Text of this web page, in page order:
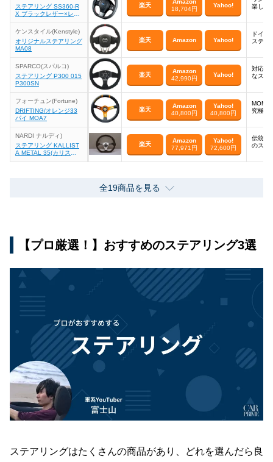
ステアリング SS360-R
X ブラックレザー×レッ
楽天
Amazon
18,704円
Yahoo!
楽しめ
ケンスタイル(Kenstyle)
オリジナルステアリング
MA08
楽天 Amazon Yahoo!
ドイツ
ステア
SPARCO(スパルコ)
ステアリング P300 015
P300SN
楽天
Amazon
42,990円
Yahoo!
対応車
なステ
フォーチュン(Fortune)
DRIFTING/オレンジ33
パイ MOA7
楽天
Amazon
40,800円
Yahoo!
40,800円
MOMO
究極の
NARDI ナルディ)
ステアリング KALLIST
A METAL 35(カリスタ
楽天
Amazon
77,971円
Yahoo!
72,600円
伝統の
のステ
全19商品を見る
【プロ厳選！】おすすめのステアリング3選
ステアリングはたくさんの商品があり、どれを選んだら良